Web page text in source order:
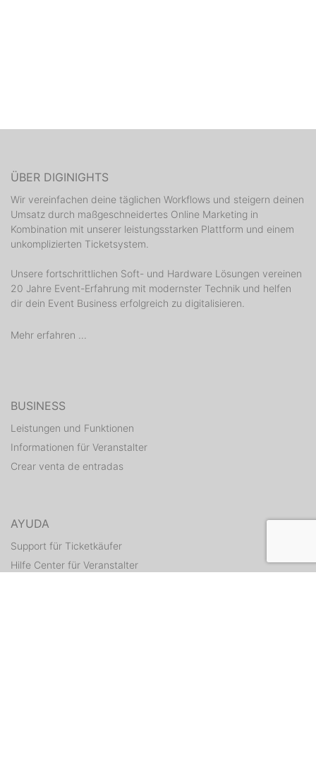
ÜBER DIGINIGHTS
Wir vereinfachen deine täglichen Workflows und steigern deinen
Umsatz durch maßgeschneidertes Online Marketing in
Kombination mit unserer leistungsstarken Plattform und einem
unkomplizierten Ticketsystem.
Unsere fortschrittlichen Soft- und Hardware Lösungen vereinen
20 Jahre Event-Erfahrung mit modernster Technik und helfen
dir dein Event Business erfolgreich zu digitalisieren.
Mehr erfahren ...
BUSINESS
Leistungen und Funktionen
Informationen für Veranstalter
Crear venta de entradas
AYUDA
Support für Ticketkäufer
Hilfe Center für Veranstalter